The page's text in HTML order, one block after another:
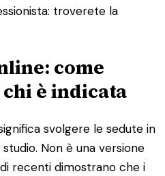
troverete la
come
è indicata
svolgere le sedute in
Non è una versione
recenti dimostrano che i